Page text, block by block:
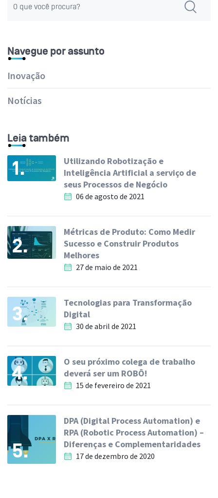
Navegue por assunto
Inovação
Notícias
Leia também
1.
Utilizando Robotização e
Inteligência Artificial a serviço de
seus Processos de Negócio
06 de agosto de 2021
2.
Métricas de Produto: Como Medir
Sucesso e Construir Produtos
Melhores
27 de maio de 2021
3.
Tecnologias para Transformação
Digital
30 de abril de 2021
4.
O seu próximo colega de trabalho
deverá ser um ROBÔ!
15 de fevereiro de 2021
5.
DPA (Digital Process Automation) e
RPA (Robotic Process Automation) –
Diferenças e Complementaridades
17 de dezembro de 2020